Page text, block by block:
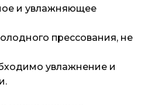
и увлажняющее
прессования, не
увлажнение и